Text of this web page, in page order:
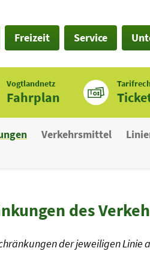
Freizeit Service
Vogtlandnetz
Fahrplan
Verkehrsmittel
des
der jeweiligen Linie